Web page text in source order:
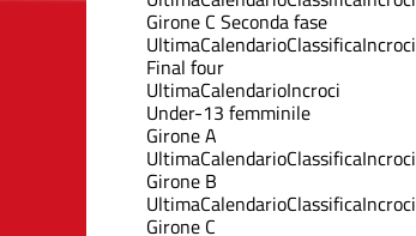
Girone C Seconda fase
UltimaCalendarioClassificaIncroci
Final four
UltimaCalendarioIncroci
Under-13 femminile
Girone A
UltimaCalendarioClassificaIncroci
Girone B
UltimaCalendarioClassificaIncroci
Girone C